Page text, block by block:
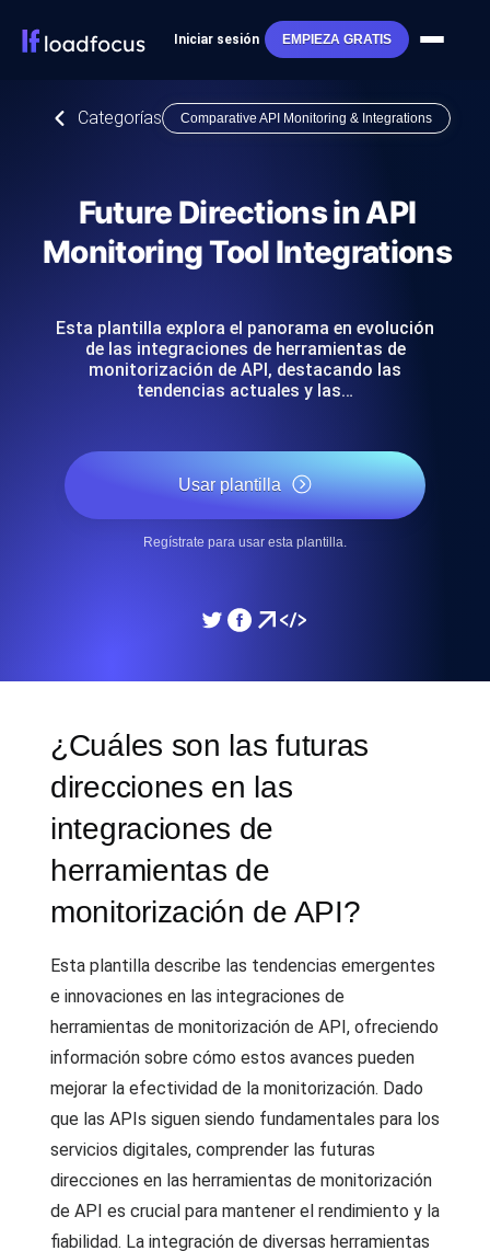
Iniciar sesión EMPIEZA GRATIS
Categorías Comparative API Monitoring & Integrations
Future Directions in API
Monitoring Tool Integrations
Esta plantilla explora el panorama en evolución
de las integraciones de herramientas de
monitorización de API, destacando las
tendencias actuales y las…
Usar plantilla
Regístrate para usar esta plantilla.
¿Cuáles son las futuras
direcciones en las
integraciones de
herramientas de
monitorización de API?
Esta plantilla describe las tendencias emergentes
e innovaciones en las integraciones de
herramientas de monitorización de API, ofreciendo
información sobre cómo estos avances pueden
mejorar la efectividad de la monitorización. Dado
que las APIs siguen siendo fundamentales para los
servicios digitales, comprender las futuras
direcciones en las herramientas de monitorización
de API es crucial para mantener el rendimiento y la
fiabilidad. La integración de diversas herramientas